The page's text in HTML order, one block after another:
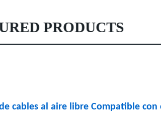
PRODUCTS
cables al aire libre Compatible con